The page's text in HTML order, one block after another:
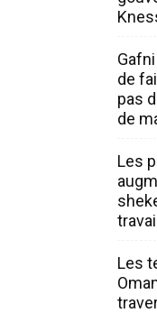
de
pas
de
Les
Les